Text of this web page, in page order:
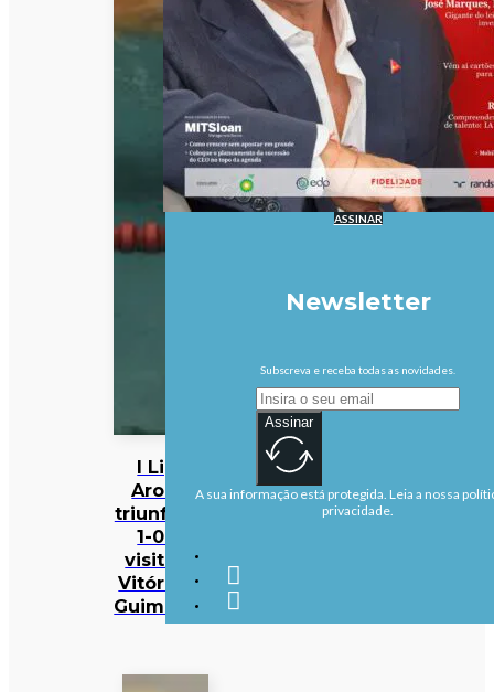
I Liga:
Arouca
triunfa por
1-0 na
visita ao
Vitória de
Guimarães
ASSINAR
Newsletter
Subscreva e receba todas as novidades.
Assinar
A sua informação está protegida. Leia a nossa
privacidade.